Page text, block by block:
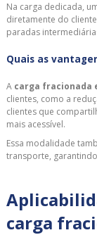
Na carga dedicada,
diretamente do
paradas
Quais as
A carga fracionada
clientes, como a
clientes que
mais acessível.
Essa modalidade
transporte,
carga